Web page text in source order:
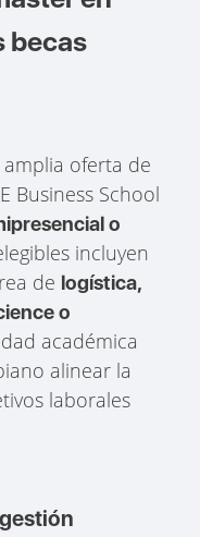
becas
amplia oferta de
Business School
o
incluyen
de logística,
o
académica
alinear la
laborales